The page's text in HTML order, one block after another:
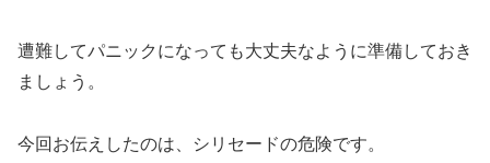
遭難してパニックになっても大丈夫なように準備しておき
ましょう。
今回お伝えしたのは、シリセードの危険です。